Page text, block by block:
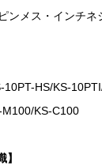
ンメス・インチネ
10PT-HS/KS-
KS-C100
】